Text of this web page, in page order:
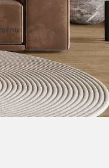
Современный